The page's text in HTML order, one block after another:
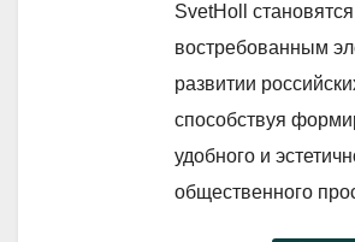
SvetHoll становятся
востребованным
развитии
способствуя
удобного и
общественного